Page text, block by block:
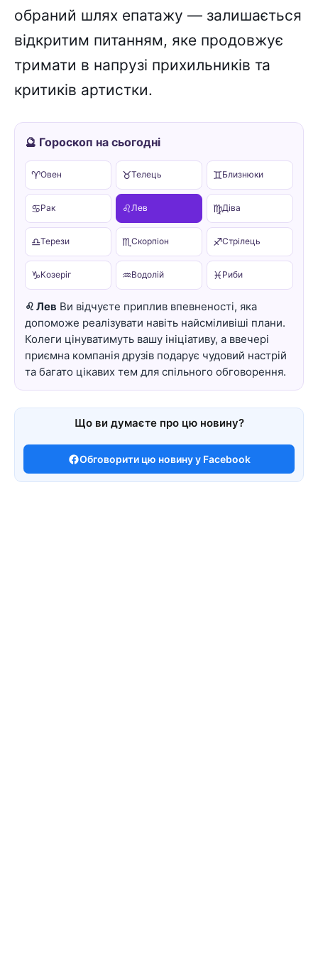
обраний шлях епатажу — залишається
відкритим питанням, яке продовжує
тримати в напрузі прихильників та
критиків артистки.
🔮 Гороскоп на сьогодні
♈Овен ♉Телець ♊Близнюки
♋Рак ♌Лев ♍Діва
♎Терези ♏Скорпіон ♐Стрілець
♑Козеріг ♒Водолій ♓ Риби
♌ Лев Ви відчуєте приплив впевненості, яка
допоможе реалізувати навіть найсміливіші плани.
Колеги цінуватимуть вашу ініціативу, а ввечері
приємна компанія друзів подарує чудовий настрій
та багато цікавих тем для спільного обговорення.
Що ви думаєте про цю новину?
Обговорити цю новину у Facebook